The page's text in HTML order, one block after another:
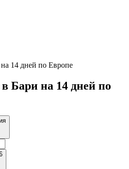
Бари на 14 дней по